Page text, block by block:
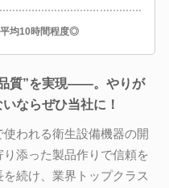
平均10時間程度◎
質”を実現――。やりが
ならぜひ当社に！
われる衛生設備機器の開
添った製品作りで信頼を
続け、業界トップクラス